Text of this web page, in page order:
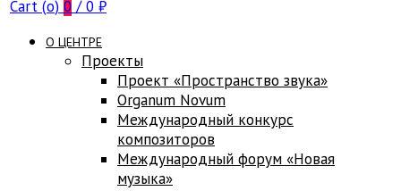
Cart (o) 0 / 0 ₽
О ЦЕНТРЕ
Проекты
Проект «Пространство звука»
Оrganum Novum
Международный конкурс
композиторов
Международный форум «Новая
музыка»